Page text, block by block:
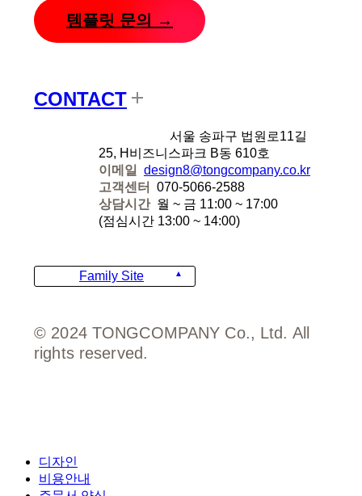
템플릿 문의 →
CONTACT
서울 송파구 법원로11길
25, H비즈니스파크 B동 610호
이메일
design8@tongcompany.co.kr
고객센터
070-5066-2588
상담시간 월 ~ 금 11:00 ~ 17:00
(점심시간 13:00 ~ 14:00)
© 2024 TONGCOMPANY Co., Ltd. All
rights reserved.
Family Site
Close
Menu
디자인
비용안내